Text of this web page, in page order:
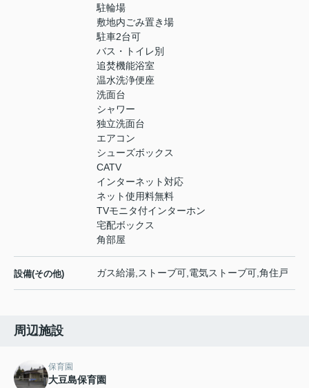
駐輪場
敷地内ごみ置き場
駐車2台可
バス・トイレ別
追焚機能浴室
温水洗浄便座
洗面台
シャワー
独立洗面台
エアコン
シューズボックス
CATV
インターネット対応
ネット使用料無料
TVモニタ付インターホン
宅配ボックス
角部屋
設備(その他) ガス給湯,ストーブ可,電気ストーブ可,角住戸
周辺施設
保育園
大豆島保育園